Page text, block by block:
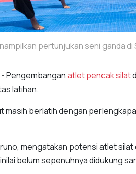
pertunjukan seni ganda di
Pengembanganatlet pencak silat
latihan.
masih berlatih dengan
mengatakan potensi atlet silat
belum sepenuhnya didukung